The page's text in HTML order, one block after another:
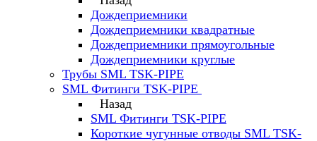
Дождеприемники
Дождеприемники квадратные
Дождеприемники прямоугольные
Дождеприемники круглые
Трубы SML TSK-PIPE
SML Фитинги TSK-PIPE
Назад
SML Фитинги TSK-PIPE
Короткие чугунные отводы SML TSK-